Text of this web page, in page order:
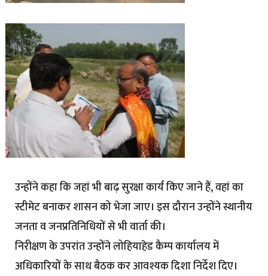
उन्होंने कहा कि जहां भी बाढ़ सुरक्षा कार्य किए जाने हैं, वहां का
स्टीमेट बनाकर शासन को भेजा जाए। इस दौरान उन्होंने स्थानीय
जनता व जनप्रतिनिधियों से भी वार्ता की।
निरीक्षण के उपरांत उन्होंने लोहियाहेड कैम्प कार्यालय में
अधिकारियों के साथ बैठक कर आवश्यक दिशा निर्देश दिए।